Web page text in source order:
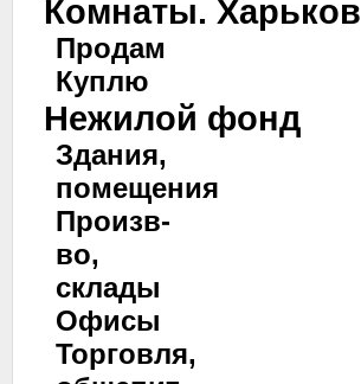
Комнаты. Харьков
Продам
Куплю
Нежилой фонд
Здания,
помещения
Произв-
во,
склады
Офисы
Торговля,